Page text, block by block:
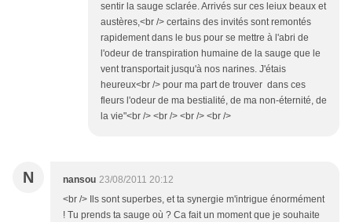
sentir la sauge sclarée. Arrivés sur ces leiux beaux et
austères,<br /> certains des invités sont remontés
rapidement dans le bus pour se mettre à l'abri de
l'odeur de transpiration humaine de la sauge que le
vent transportait jusqu'à nos narines. J'étais
heureux<br /> pour ma part de trouver dans ces
fleurs l'odeur de ma bestialité, de ma non-éternité, de
la vie"<br /> <br /> <br /> <br />
N nansou 23/08/2011 20:12
<br /> Ils sont superbes, et ta synergie m'intrigue énormément
! Tu prends ta sauge où ? Ca fait un moment que je souhaite